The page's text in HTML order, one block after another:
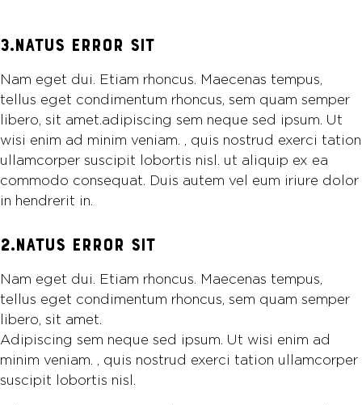
3.NATUS ERROR SIT
Nam eget dui. Etiam rhoncus. Maecenas tempus,
tellus eget condimentum rhoncus, sem quam semper
libero, sit amet.adipiscing sem neque sed ipsum. Ut
wisi enim ad minim veniam. , quis nostrud exerci tation
ullamcorper suscipit lobortis nisl. ut aliquip ex ea
commodo consequat. Duis autem vel eum iriure dolor
in hendrerit in.
2.NATUS ERROR SIT
Nam eget dui. Etiam rhoncus. Maecenas tempus,
tellus eget condimentum rhoncus, sem quam semper
libero, sit amet.
Adipiscing sem neque sed ipsum. Ut wisi enim ad
minim veniam. , quis nostrud exerci tation ullamcorper
suscipit lobortis nisl.